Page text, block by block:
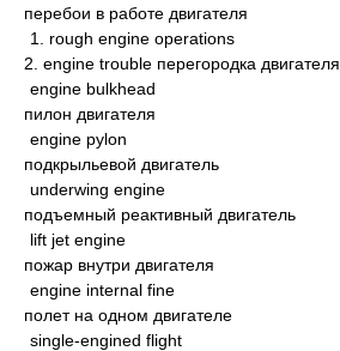
перебои в работе двигателя
1. rough engine operations
2. engine trouble перегородка двигателя
engine bulkhead
пилон двигателя
engine pylon
подкрыльевой двигатель
underwing engine
подъемный реактивный двигатель
lift jet engine
пожар внутри двигателя
engine internal fine
полет на одном двигателе
single-engined flight